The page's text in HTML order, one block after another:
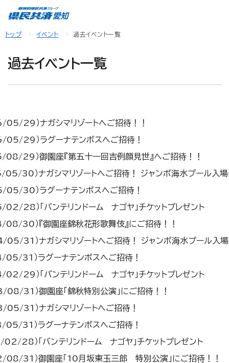
トップ イベント 過去イベント一覧
過去イベント一覧
29）ナガシマリゾートへご招待！！
29）ラグーナテンボスへご招待！
）御園座『第五十一回吉例顔見世』へご招待！！
）ナガシマリゾートへご招待！ ジャンボ海水プール入場
30）ラグーナテンボスへご招待！
）「バンテリンドーム ナゴヤ」チケットプレゼント
）『御園座錦秋花形歌舞伎』にご招待！！
）ナガシマリゾートへご招待！ ジャンボ海水プール入場
31）ラグーナテンボスへご招待！
）「バンテリンドーム ナゴヤ」チケットプレゼント
）御園座「錦秋特別公演」にご招待！！
31）ナガシマリゾートへご招待！
31）ラグーナテンボスへご招待！
）「バンテリンドーム ナゴヤ」チケットプレゼント
31）御園座「10月坂東玉三郎 特別公演」にご招待！！